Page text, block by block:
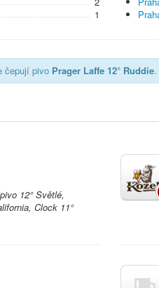
1
čepují pivo Prager Laffe 12° Ruddie.
12° Světlé,
Clock 11°